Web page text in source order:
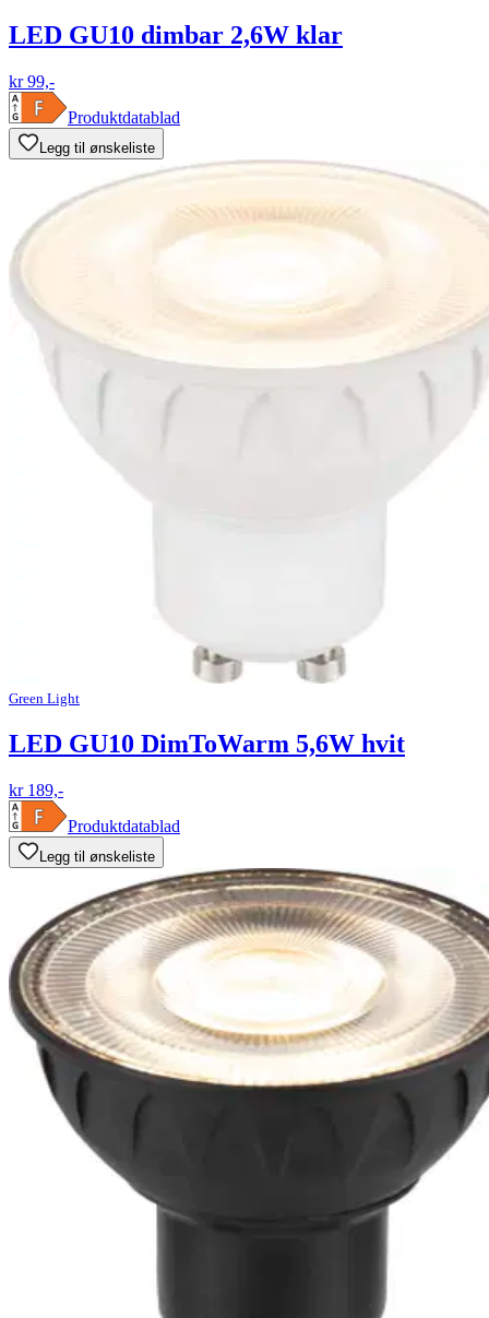
LED GU10 dimbar 2,6W klar
kr 99,-
Produktdatablad
Legg til ønskeliste
Green Light
LED GU10 DimToWarm 5,6W hvit
kr 189,-
Produktdatablad
Legg til ønskeliste